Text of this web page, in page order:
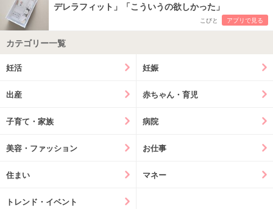
デレラフィット」「こういうの欲しかった」
こびと アプリで見る
カテゴリー一覧
妊活 妊娠
出産 赤ちゃん・育児
子育て・家族 病院
美容・ファッション お仕事
住まい マネー
トレンド・イベント